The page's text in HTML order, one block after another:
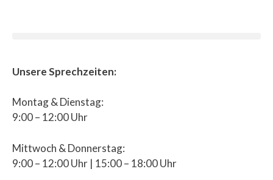
Unsere Sprechzeiten:
Montag & Dienstag:
9:00 – 12:00 Uhr
Mittwoch & Donnerstag:
9:00 – 12:00 Uhr | 15:00 – 18:00 Uhr